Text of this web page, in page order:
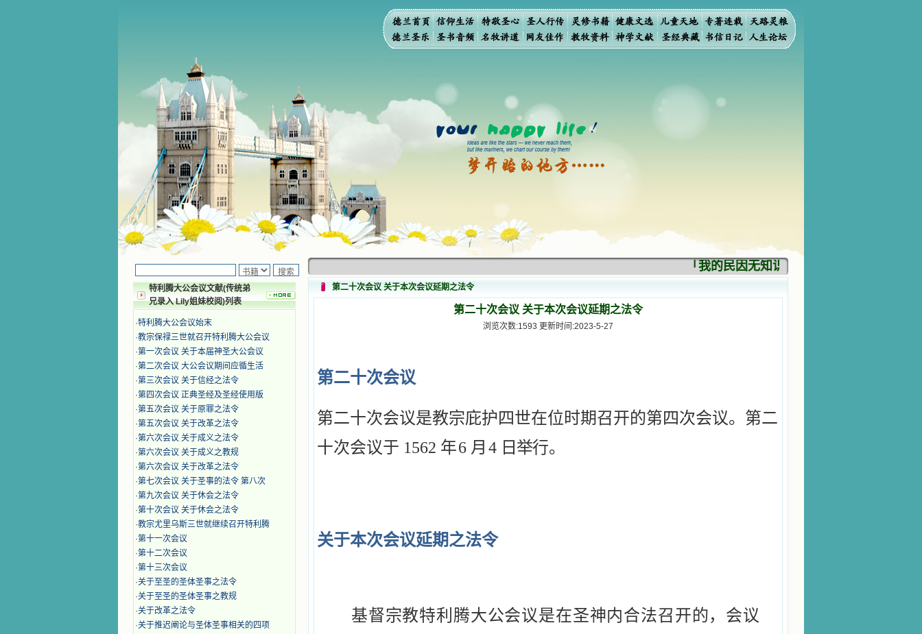
特利腾大公会议文献(传统弟
兄录入 Lily姐妹校阅)列表
·特利腾大公会议始末
·教宗保禄三世就召开特利腾大公会议
·第一次会议 关于本届神圣大公会议
·第二次会议 大公会议期间应循生活
·第三次会议 关于信经之法令
·第四次会议 正典圣经及圣经使用版
·第五次会议 关于原罪之法令
·第五次会议 关于改革之法令
·第六次会议 关于成义之法令
·第六次会议 关于成义之教规
·第六次会议 关于改革之法令
·第七次会议 关于圣事的法令 第八次
·第九次会议 关于休会之法令
·第十次会议 关于休会之法令
·教宗尤里乌斯三世就继续召开特利腾
·第十一次会议
·第十二次会议
·第十三次会议
·关于至圣的圣体圣事之法令
·关于至圣的圣体圣事之教规
·关于改革之法令
·关于推迟阐论与圣体圣事相关的四项
「我的民因无知识而灭亡。你弃掉知识，我
第二十次会议 关于本次会议延期之法令
第二十次会议 关于本次会议延期之法令
浏览次数:1593 更新时间:2023-5-27
第二十次会议
第二十次会议是教宗庇护四世在位时期召开的第四次会议。第二
十次会议于 1562 年6 月 4 日举行。
关于本次会议延期之法令
基督宗教特利腾大公会议是在圣神内合法召开的，会议